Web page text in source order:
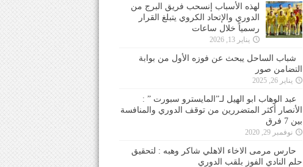
لهذه الأسباب إنسحب فريق البرج من
الدوري والإتحاد الكروي يتبلغ القرار
رسمياً خلال ساعات
يناير 13, 2026
شباب الساحل يبحث عن فوزه الأول من بوابة
التضامن صور
يناير 26, 2025
عبد الوهاب ابو الهيل لـ”المايسترو سبورت ” :
الأنصار أكثر المتضررين من توقف الدوري والمنافسة
بين 7 فرق
نوفمبر 29, 2020
حارس مرمى الاخاء الاهلي شاكر وهبه : لتحقيق
حلم النادي الفوز بلقب الدوري